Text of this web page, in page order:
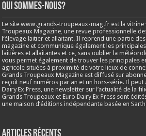
Qui sommes-nous?
Le site www.grands-troupeaux-mag.fr est la vitrine
Troupeaux Magazine, une revue professionnelle
l’élevage laitier et allaitant. Il reprend une partie
magazine et communique également les
laitières et allaitantes et ce, sans oublier la
vous permet également de trouver les principales
agricole situées à proximité de votre lieux de
Grands Troupeaux Magazine est diffusé sur
reçoit neuf numéros par an et un hors-série. Il peut
Dairy Ex Press, une newsletter sur l’actualité de la
Grands Troupeaux et Euro Dairy Ex Press sont
une maison d’éditions indépendante basée en
Articles récents